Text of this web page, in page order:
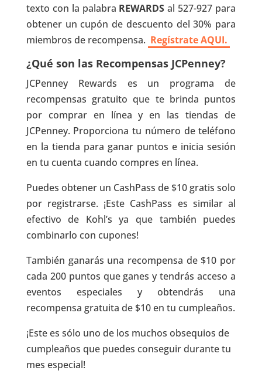
texto con la palabra REWARDS al 527-927 para
obtener un cupón de descuento del 30% para
miembros de recompensa. Regístrate AQUI.
¿Qué son las Recompensas JCPenney?
JCPenney Rewards es un programa de
recompensas gratuito que te brinda puntos
por comprar en línea y en las tiendas de
JCPenney. Proporciona tu número de teléfono
en la tienda para ganar puntos e inicia sesión
en tu cuenta cuando compres en línea.
Puedes obtener un CashPass de $10 gratis solo
por registrarse. ¡Este CashPass es similar al
efectivo de Kohl’s ya que también puedes
combinarlo con cupones!
También ganarás una recompensa de $10 por
cada 200 puntos que ganes y tendrás acceso a
eventos especiales y obtendrás una
recompensa gratuita de $10 en tu cumpleaños.
¡Este es sólo uno de los muchos obsequios de
cumpleaños que puedes conseguir durante tu
mes especial!